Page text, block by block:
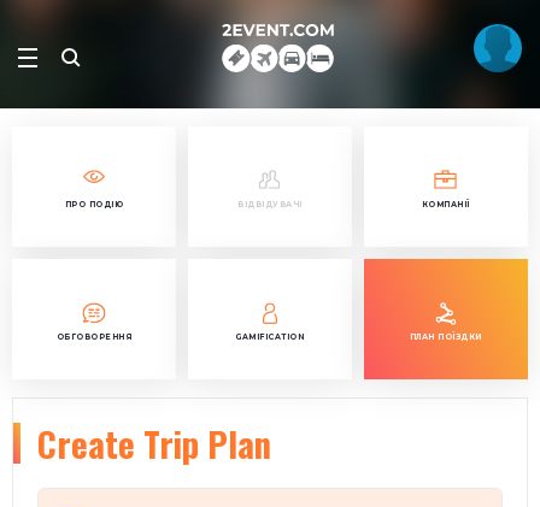
ПРО ПОДІЮ ВІДВІДУВАЧІ КОМПАНІЇ
ОБГОВОРЕННЯ GAMIFICATION ПЛАН ПОЇЗДКИ
Create Trip Plan